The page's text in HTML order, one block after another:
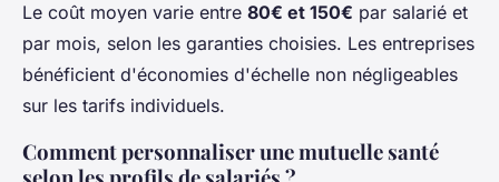
Le coût moyen varie entre 80€ et 150€ par salarié et
par mois, selon les garanties choisies. Les entreprises
bénéficient d'économies d'échelle non négligeables
sur les tarifs individuels.
Comment personnaliser une mutuelle santé